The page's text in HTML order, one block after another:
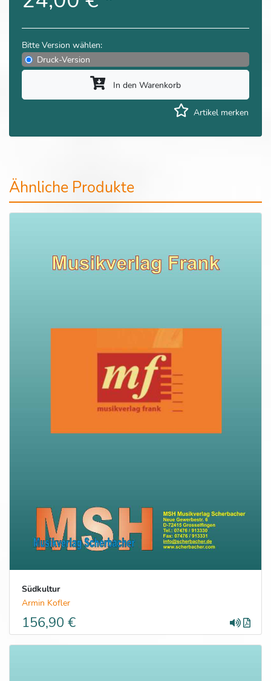
Bitte Version wählen:
Druck-Version
In den Warenkorb
Artikel merken
Ähnliche Produkte
Südkultur
Armin Kofler
156,90 €